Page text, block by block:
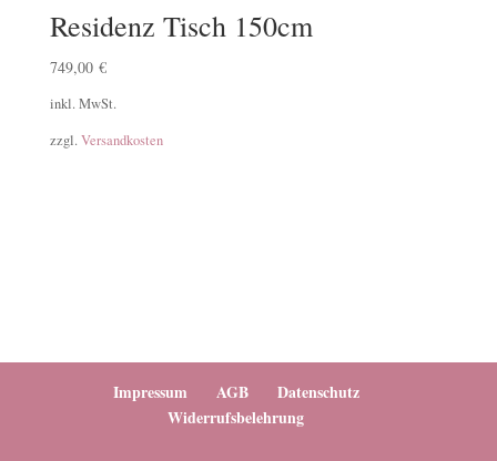
Residenz Tisch 150cm
749,00 €
inkl. MwSt.
zzgl. Versandkosten
Impressum AGB
Datenschutz
Widerrufsbelehrung